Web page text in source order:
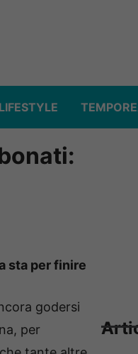
LIFESTYLE
sta per finire
godersi
per